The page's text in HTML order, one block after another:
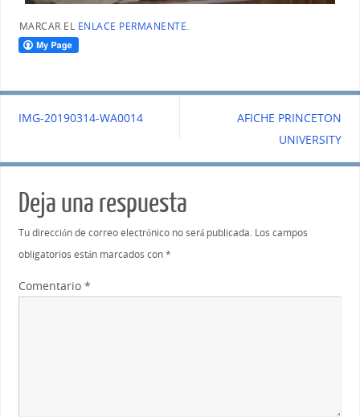
MARCAR EL ENLACE PERMANENTE.
IMG-20190314-WA0014
AFICHE PRINCETON
UNIVERSITY
Deja una respuesta
Tu dirección de correo electrónico no será publicada. Los campos
obligatorios están marcados con*
Comentario *